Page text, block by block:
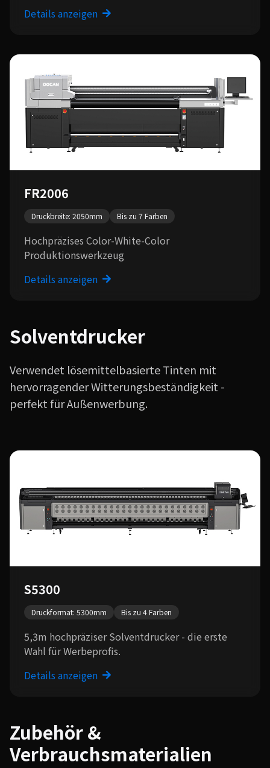
Details anzeigen
FR2006
Druckbreite: 2050mm Bis zu 7 Farben
Hochpräzises Color-White-Color
Produktionswerkzeug
Details anzeigen
Solventdrucker
Verwendet lösemittelbasierte Tinten mit
hervorragender Witterungsbeständigkeit -
perfekt für Außenwerbung.
S5300
Druckformat: 5300mm Bis zu 4 Farben
5,3m hochpräziser Solventdrucker - die erste
Wahl für Werbeprofis.
Details anzeigen
Zubehör &
Verbrauchsmaterialien